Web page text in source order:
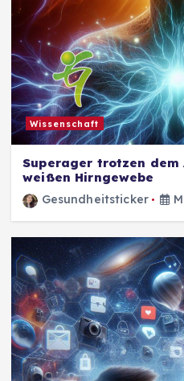
Wissenschaft
Superager trotzen
weißen Hirngewebe
Gesundheitsticker